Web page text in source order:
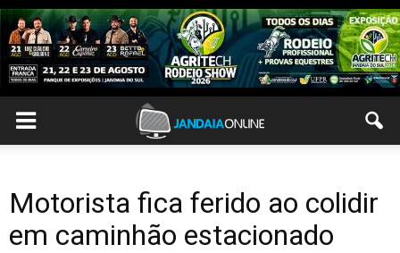
Motorista fica ferido ao colidir
em caminhão estacionado